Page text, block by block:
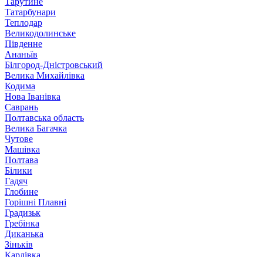
Татарбунари
Теплодар
Великодолинське
Південне
Ананьїв
Білгород-Дністровський
Велика Михайлівка
Кодима
Нова Іванівка
Саврань
Полтавська область
Велика Багачка
Чутове
Машівка
Полтава
Білики
Гадяч
Глобине
Горішні Плавні
Градизьк
Гребінка
Диканька
Зіньків
Карлівка